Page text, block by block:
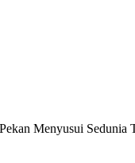
Menyusui Sedunia